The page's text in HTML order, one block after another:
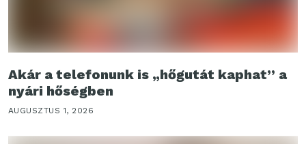
Akár a telefonunk is „hőgutát kaphat” a
nyári hőségben
AUGUSZTUS 1, 2026